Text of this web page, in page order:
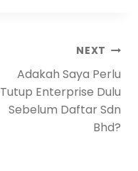
NEXT
Adakah Saya Perlu
Tutup Enterprise Dulu
Sebelum Daftar Sdn
Bhd?